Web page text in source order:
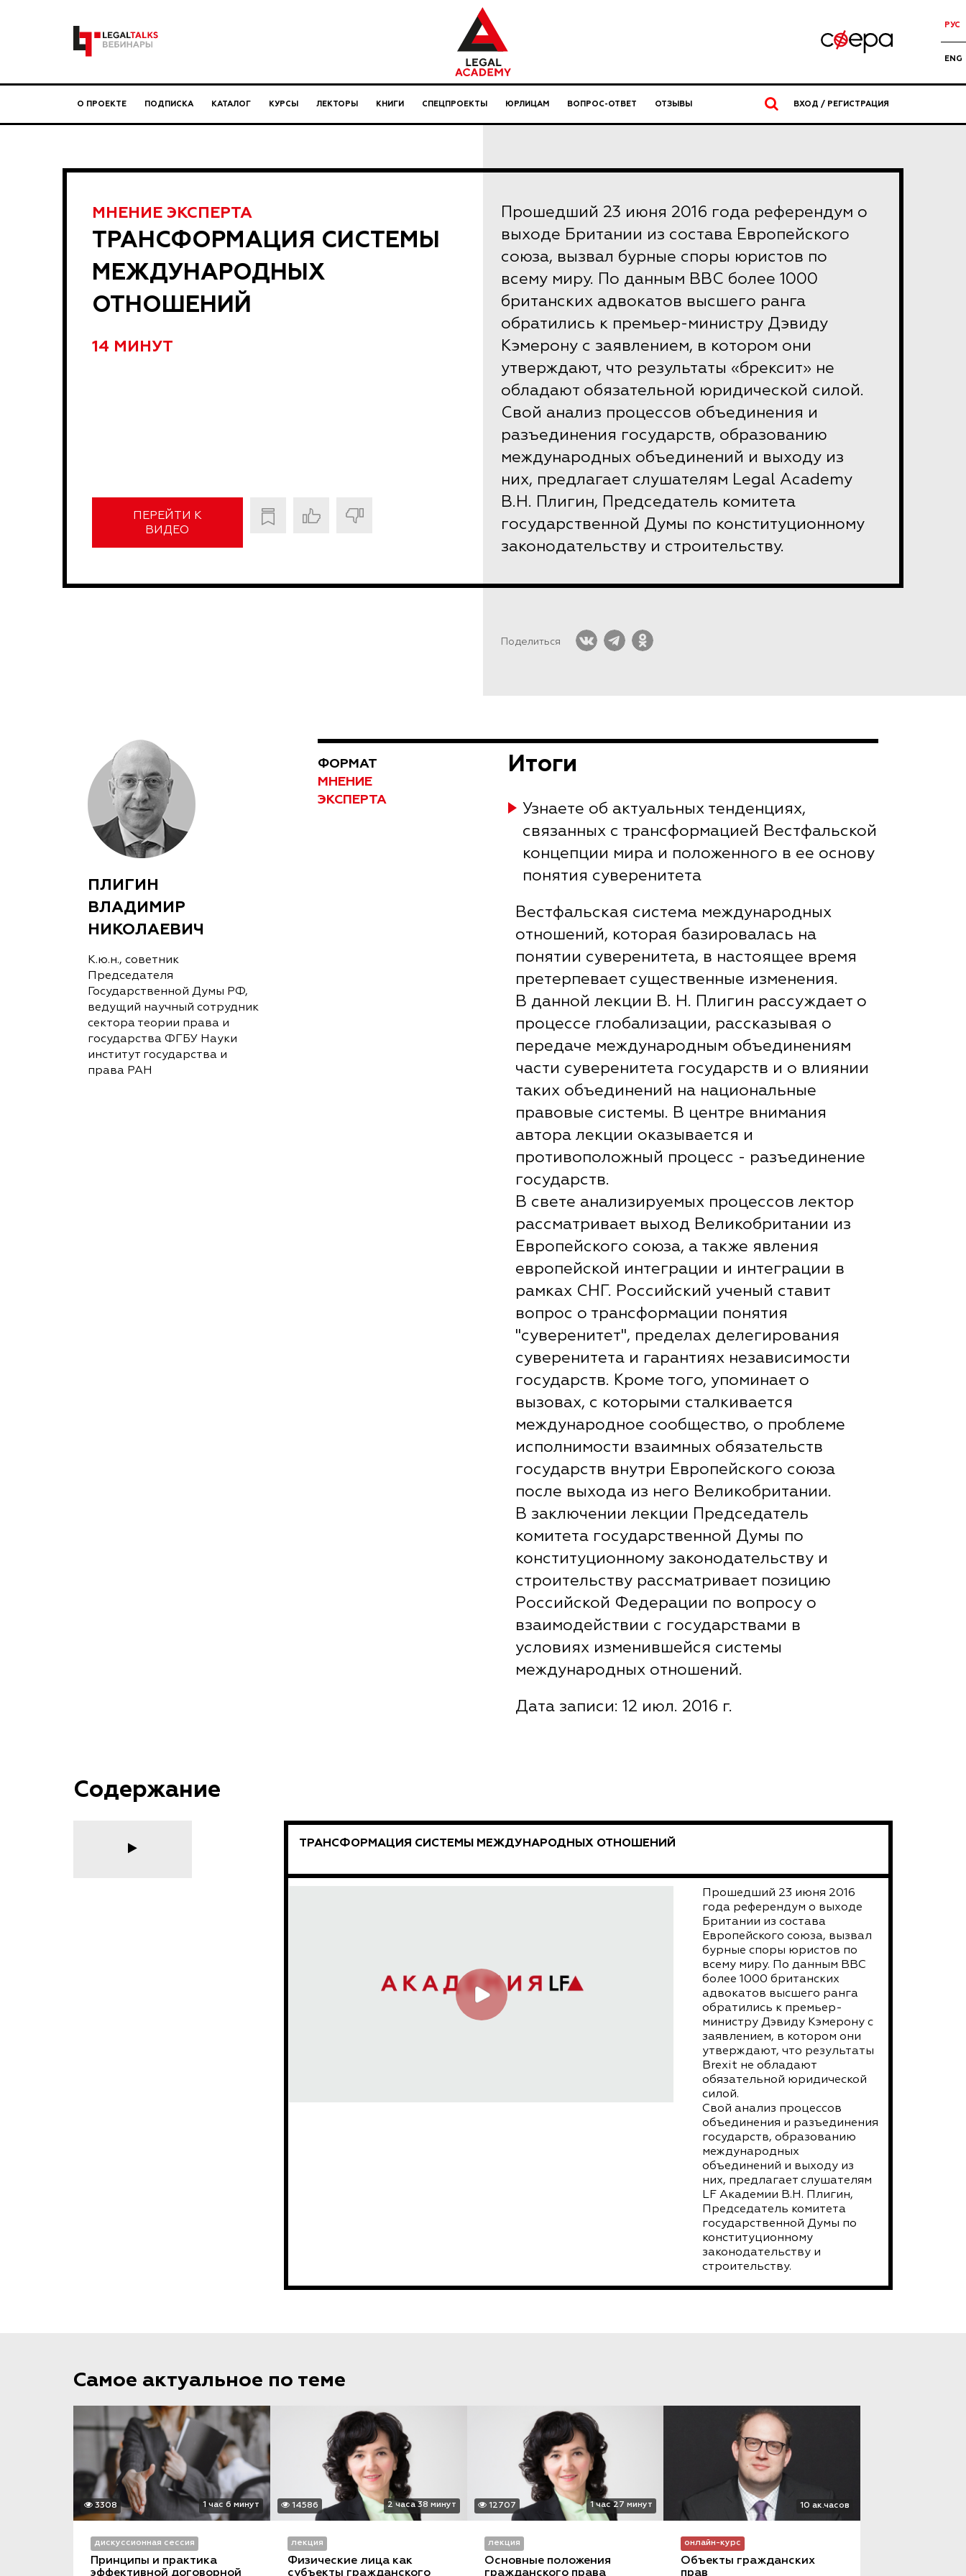
РУС
ENG
О ПРОЕКТЕ ПОДПИСКА КАТАЛОГ КУРСЫ ЛЕКТОРЫ КНИГИ СПЕЦПРОЕКТЫ ЮРЛИЦАМ ВОПРОС-ОТВЕТ ОТЗЫВЫ ВХОД / РЕГИСТРАЦИЯ
МНЕНИЕ ЭКСПЕРТА
ТРАНСФОРМАЦИЯ СИСТЕМЫ
МЕЖДУНАРОДНЫХ
ОТНОШЕНИЙ
14 МИНУТ
ПЕРЕЙТИ К
ВИДЕО
Прошедший 23 июня 2016 года референдум о
выходе Британии из состава Европейского
союза, вызвал бурные споры юристов по
всему миру. По данным BBC более 1000
британских адвокатов высшего ранга
обратились к премьер-министру Дэвиду
Кэмерону с заявлением, в котором они
утверждают, что результаты «брексит» не
обладают обязательной юридической силой.
Свой анализ процессов объединения и
разъединения государств, образованию
международных объединений и выходу из
них, предлагает слушателям Legal Academy
В.Н. Плигин, Председатель комитета
государственной Думы по конституционному
законодательству и строительству.
Поделиться
ПЛИГИН
ВЛАДИМИР
НИКОЛАЕВИЧ
К.ю.н., советник
Председателя
Государственной Думы РФ,
ведущий научный сотрудник
сектора теории права и
государства ФГБУ Науки
институт государства и
права РАН
ФОРМАТ
МНЕНИЕ
ЭКСПЕРТА
Итоги
Узнаете об актуальных тенденциях,
связанных с трансформацией Вестфальской
концепции мира и положенного в ее основу
понятия суверенитета
Вестфальская система международных
отношений, которая базировалась на
понятии суверенитета, в настоящее время
претерпевает существенные изменения.
В данной лекции В. Н. Плигин рассуждает о
процессе глобализации, рассказывая о
передаче международным объединениям
части суверенитета государств и о влиянии
таких объединений на национальные
правовые системы. В центре внимания
автора лекции оказывается и
противоположный процесс - разъединение
государств.
В свете анализируемых процессов лектор
рассматривает выход Великобритании из
Европейского союза, а также явления
европейской интеграции и интеграции в
рамках СНГ. Российский ученый ставит
вопрос о трансформации понятия
"суверенитет", пределах делегирования
суверенитета и гарантиях независимости
государств. Кроме того, упоминает о
вызовах, с которыми сталкивается
международное сообщество, о проблеме
исполнимости взаимных обязательств
государств внутри Европейского союза
после выхода из него Великобритании.
В заключении лекции Председатель
комитета государственной Думы по
конституционному законодательству и
строительству рассматривает позицию
Российской Федерации по вопросу о
взаимодействии с государствами в
условиях изменившейся системы
международных отношений.
Дата записи: 12 июл. 2016 г.
Содержание
ТРАНСФОРМАЦИЯ СИСТЕМЫ МЕЖДУНАРОДНЫХ ОТНОШЕНИЙ
Прошедший 23 июня 2016
года референдум о выходе
Британии из состава
Европейского союза, вызвал
бурные споры юристов по
всему миру. По данным BBC
более 1000 британских
адвокатов высшего ранга
обратились к премьер-
министру Дэвиду Кэмерону с
заявлением, в котором они
утверждают, что результаты
Brexit не обладают
обязательной юридической
силой.
Свой анализ процессов
объединения и разъединения
государств, образованию
международных
объединений и выходу из
них, предлагает слушателям
LF Академии В.Н. Плигин,
Председатель комитета
государственной Думы по
конституционному
законодательству и
строительству.
Самое актуальное по теме
3308 1 час 6 минут
дискуссионная сессия
Принципы и практика
эффективной договорной
14586 2 часа 38 минут
лекция
Физические лица как
субъекты гражданского
12707 1 час 27 минут
лекция
Основные положения
гражданского права
10 ак.часов
онлайн-курс
Объекты гражданских
прав